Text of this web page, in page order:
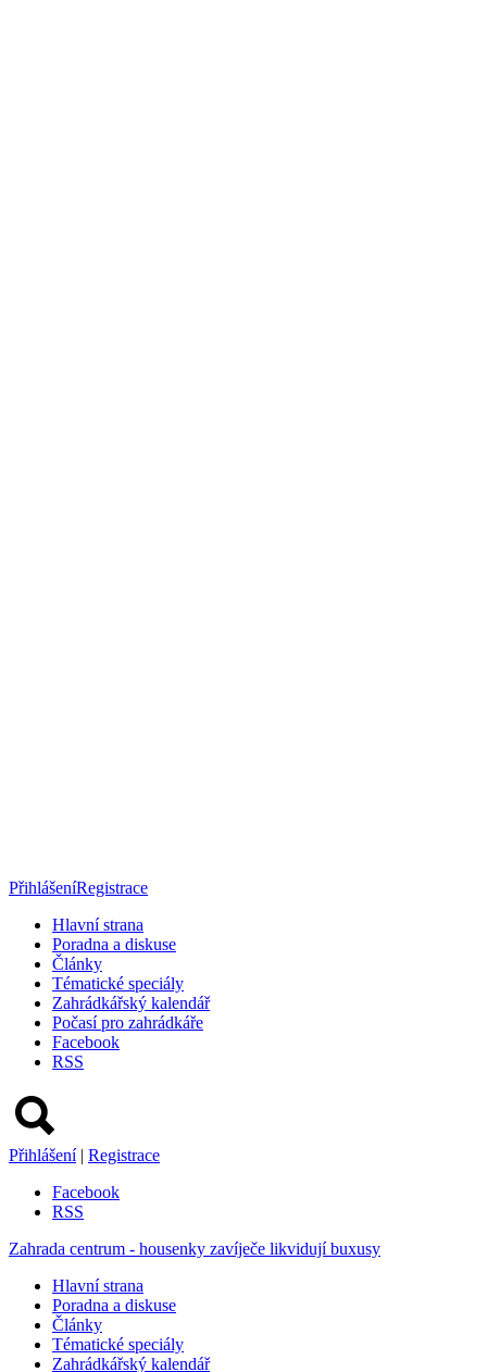
PřihlášeníRegistrace
Hlavní strana
Poradna a diskuse
Články
Tématické speciály
Zahrádkářský kalendář
Počasí pro zahrádkáře
Facebook
RSS
Přihlášení | Registrace
Facebook
RSS
Zahrada centrum - housenky zavíječe likvidují buxusy
Hlavní strana
Poradna a diskuse
Články
Tématické speciály
Zahrádkářský kalendář